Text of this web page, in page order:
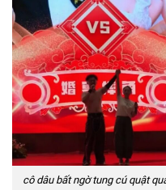
cô dâu bất ngờ tung cú quật